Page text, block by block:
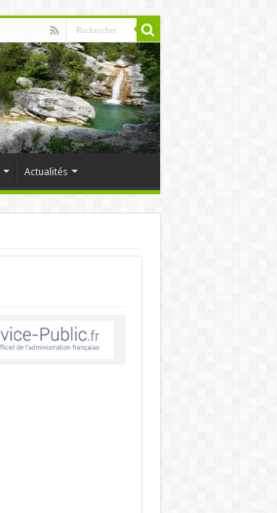
Actualités